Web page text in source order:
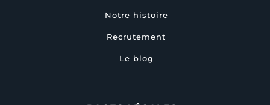
Notre histoire
Recrutement
Le blog